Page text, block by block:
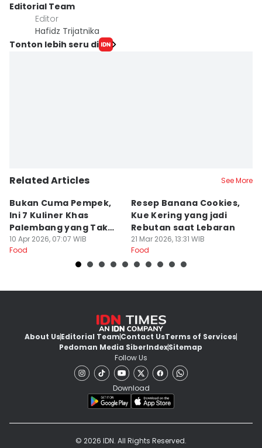
Editorial Team
Editor
Hafidz Trijatnika
Tonton lebih seru di
Related Articles See More
Bukan Cuma Pempek,
Ini 7 Kuliner Khas
Palembang yang Tak
Kalah Enak
10 Apr 2026, 07:07 WIB
Food
Resep Banana Cookies,
Kue Kering yang jadi
Rebutan saat Lebaran
21 Mar 2026, 13:31 WIB
Food
About UsEditorial TeamContact UsTerms of Services
Pedoman Media SiberIndexSitemap
Follow Us
Download
© 2026 IDN. All Rights Reserved.